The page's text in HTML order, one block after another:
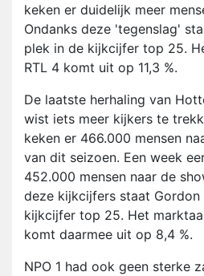
keken er duidelijk meer
Ondanks deze 'tegenslag'
plek in de kijkcijfer top 25.
RTL 4 komt uit op 11,3 %.
De laatste herhaling van
wist iets meer kijkers te
keken er 466.000 mensen
van dit seizoen. Een week
452.000 mensen naar de
deze kijkcijfers staat Gordon
kijkcijfer top 25. Het
komt daarmee uit op 8,4 %.
NPO 1 had ook geen sterke